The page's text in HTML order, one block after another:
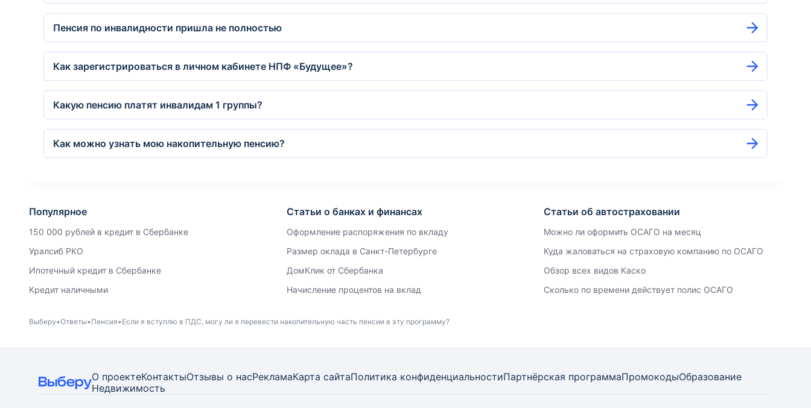
Пенсия по инвалидности пришла не полностью
Как зарегистрироваться в личном кабинете НПФ «Будущее»?
Какую пенсию платят инвалидам 1 группы?
Как можно узнать мою накопительную пенсию?
Популярное
150 000 рублей в кредит в Сбербанке
Уралсиб РКО
Ипотечный кредит в Сбербанке
Кредит наличными
Статьи о банках и финансах
Оформление распоряжения по вкладу
Размер оклада в Санкт-Петербурге
ДомКлик от Сбербанка
Начисление процентов на вклад
Статьи об автостраховании
Можно ли оформить ОСАГО на месяц
Куда жаловаться на страховую компанию по ОСАГО
Обзор всех видов Каско
Сколько по времени действует полис ОСАГО
Выберу Ответы Пенсия Если я вступлю в ПДС, могу ли я перевести накопительную часть пенсии в эту программу?
О проектеКонтактыОтзывы о насРекламаКарта сайтаПолитика конфиденциальностиПартнёрская программаПромокодыОбразование
Недвижимость